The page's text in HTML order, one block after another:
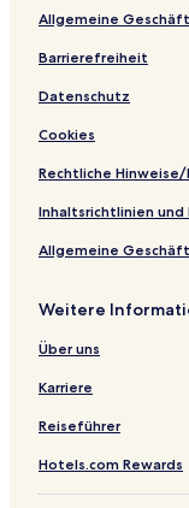
Tuena Hotels
Hotels nahe
Hotels nahe Lake
Condobolin Hotels
Apsley Hotels
Allgemeine
Barrierefreiheit
Datenschutz
Cookies
Rechtliche
Inhaltsrichtlinien
Allgemeine
Weitere
Über uns
Karriere
Reiseführer
Hotels.com Rewards